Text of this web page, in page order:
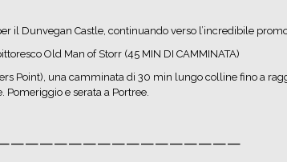
il Dunvegan Castle, continuando verso l’incredibile
Old Man of Storr (45 MIN DI CAMMINATA)
Point), una camminata di 30 min lungo colline fino a
e serata a Portree.